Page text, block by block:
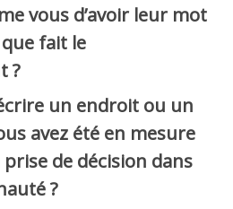
vous d’avoir leur mot
fait le
?
un endroit ou un
avez été en mesure
prise de décision dans
?